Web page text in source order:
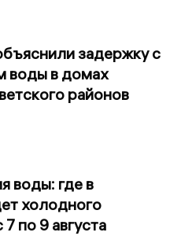
задержку с
воды в домах
районов
воды: где в
холодного
по 9 августа